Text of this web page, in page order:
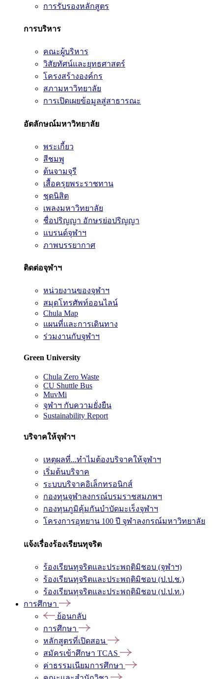
การรับรองหลักสูตร
การบริหาร
คณะผู้บริหาร
วิสัยทัศน์และยุทธศาสตร์
โครงสร้างองค์กร
สภามหาวิทยาลัย
การเปิดเผยข้อมูลสู่สาธารณะ
อัตลักษณ์มหาวิทยาลัย
พระเกี้ยว
สีชมพู
ต้นจามจุรี
เสื้อครุยพระราชทาน
ชุดนิสิต
เพลงมหาวิทยาลัย
ชื่อปริญญา อักษรย่อปริญญา
แบรนด์จุฬาฯ
ภาพบรรยากาศ
ติดต่อจุฬาฯ
หน่วยงานของจุฬาฯ
สมุดโทรศัพท์ออนไลน์
Chula Map
แผนที่และการเดินทาง
ร่วมงานกับจุฬาฯ
Green University
Chula Zero Waste
CU Shuttle Bus
MuvMi
จุฬาฯ กับความยั่งยืน
Sustainability Report
บริจาคให้จุฬาฯ
เหตุผลที่...ทำไมต้องบริจาคให้จุฬาฯ
เริ่มต้นบริจาค
ระบบบริจาคอิเล็กทรอนิกส์
กองทุนจุฬาลงกรณ์บรมราชสมภพฯ
กองทุนภูมิคุ้มกันบำบัดมะเร็งจุฬาฯ
โครงการอุทยาน 100 ปี จุฬาลงกรณ์มหาวิทยาลัย
แจ้งเรื่องร้องเรียนทุจริต
ร้องเรียนทุจริตและประพฤติมิชอบ (จุฬาฯ)
ร้องเรียนทุจริตและประพฤติมิชอบ (ป.ป.ช.)
ร้องเรียนทุจริตและประพฤติมิชอบ (ป.ป.ท.)
การศึกษา
ย้อนกลับ
การศึกษา
หลักสูตรที่เปิดสอน
สมัครเข้าศึกษา TCAS
ค่าธรรมเนียมการศึกษา